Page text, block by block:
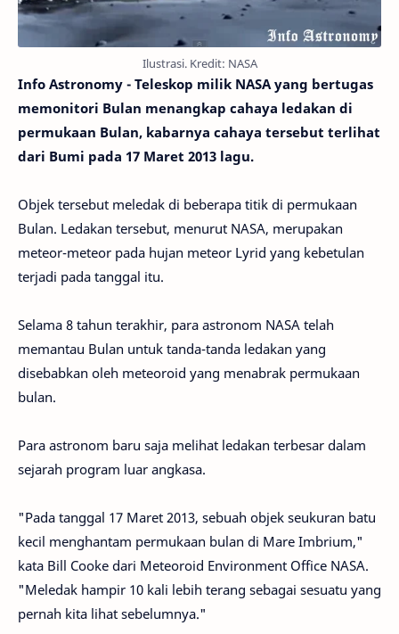
Ilustrasi. Kredit: NASA
Info Astronomy - Teleskop milik NASA yang bertugas
memonitori Bulan menangkap cahaya ledakan di
permukaan Bulan, kabarnya cahaya tersebut terlihat
dari Bumi pada 17 Maret 2013 lagu.
Objek tersebut meledak di beberapa titik di permukaan
Bulan. Ledakan tersebut, menurut NASA, merupakan
meteor-meteor pada hujan meteor Lyrid yang kebetulan
terjadi pada tanggal itu.
Selama 8 tahun terakhir, para astronom NASA telah
memantau Bulan untuk tanda-tanda ledakan yang
disebabkan oleh meteoroid yang menabrak permukaan
bulan.
Para astronom baru saja melihat ledakan terbesar dalam
sejarah program luar angkasa.
"Pada tanggal 17 Maret 2013, sebuah objek seukuran batu
kecil menghantam permukaan bulan di Mare Imbrium,"
kata Bill Cooke dari Meteoroid Environment Office NASA.
"Meledak hampir 10 kali lebih terang sebagai sesuatu yang
pernah kita lihat sebelumnya."